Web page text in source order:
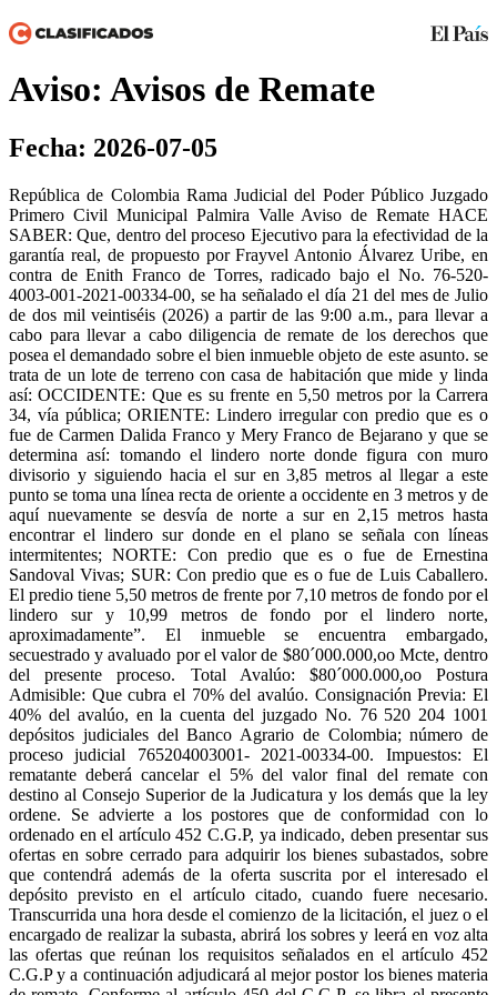
Aviso: Avisos de Remate
Fecha: 2026-07-05
República de Colombia Rama Judicial del Poder Público Juzgado
Primero Civil Municipal Palmira Valle Aviso de Remate HACE
SABER: Que, dentro del proceso Ejecutivo para la efectividad de la
garantía real, de propuesto por Frayvel Antonio Álvarez Uribe, en
contra de Enith Franco de Torres, radicado bajo el No. 76-520-
4003-001-2021-00334-00, se ha señalado el día 21 del mes de Julio
de dos mil veintiséis (2026) a partir de las 9:00 a.m., para llevar a
cabo para llevar a cabo diligencia de remate de los derechos que
posea el demandado sobre el bien inmueble objeto de este asunto. se
trata de un lote de terreno con casa de habitación que mide y linda
así: OCCIDENTE: Que es su frente en 5,50 metros por la Carrera
34, vía pública; ORIENTE: Lindero irregular con predio que es o
fue de Carmen Dalida Franco y Mery Franco de Bejarano y que se
determina así: tomando el lindero norte donde figura con muro
divisorio y siguiendo hacia el sur en 3,85 metros al llegar a este
punto se toma una línea recta de oriente a occidente en 3 metros y de
aquí nuevamente se desvía de norte a sur en 2,15 metros hasta
encontrar el lindero sur donde en el plano se señala con líneas
intermitentes; NORTE: Con predio que es o fue de Ernestina
Sandoval Vivas; SUR: Con predio que es o fue de Luis Caballero.
El predio tiene 5,50 metros de frente por 7,10 metros de fondo por el
lindero sur y 10,99 metros de fondo por el lindero norte,
aproximadamente”. El inmueble se encuentra embargado,
secuestrado y avaluado por el valor de $80´000.000,oo Mcte, dentro
del presente proceso. Total Avalúo: $80´000.000,oo Postura
Admisible: Que cubra el 70% del avalúo. Consignación Previa: El
40% del avalúo, en la cuenta del juzgado No. 76 520 204 1001
depósitos judiciales del Banco Agrario de Colombia; número de
proceso judicial 765204003001- 2021-00334-00. Impuestos: El
rematante deberá cancelar el 5% del valor final del remate con
destino al Consejo Superior de la Judicatura y los demás que la ley
ordene. Se advierte a los postores que de conformidad con lo
ordenado en el artículo 452 C.G.P, ya indicado, deben presentar sus
ofertas en sobre cerrado para adquirir los bienes subastados, sobre
que contendrá además de la oferta suscrita por el interesado el
depósito previsto en el artículo citado, cuando fuere necesario.
Transcurrida una hora desde el comienzo de la licitación, el juez o el
encargado de realizar la subasta, abrirá los sobres y leerá en voz alta
las ofertas que reúnan los requisitos señalados en el artículo 452
C.G.P y a continuación adjudicará al mejor postor los bienes materia